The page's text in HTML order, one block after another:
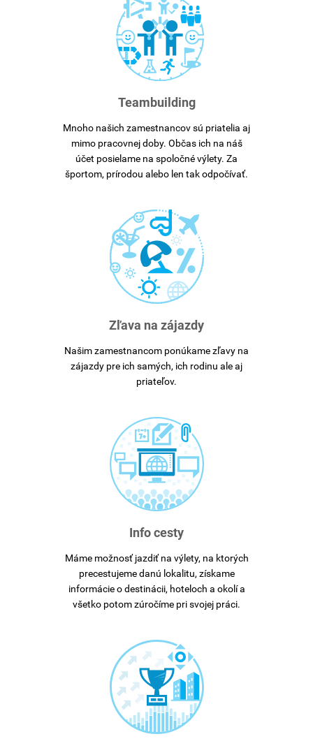
Teambuilding
Mnoho našich zamestnancov sú priatelia aj
mimo pracovnej doby. Občas ich na náš
účet posielame na spoločné výlety. Za
športom, prírodou alebo len tak odpočívať.
Zľava na zájazdy
Našim zamestnancom ponúkame zľavy na
zájazdy pre ich samých, ich rodinu ale aj
priateľov.
Info cesty
Máme možnosť jazdiť na výlety, na ktorých
precestujeme danú lokalitu, získame
informácie o destinácii, hoteloch a okolí a
všetko potom zúročíme pri svojej práci.